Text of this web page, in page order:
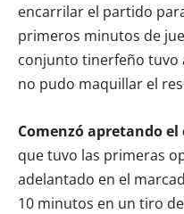
encarrilar el partido
primeros minutos de
conjunto tinerfeño
no pudo maquillar el
Comenzó apretando
que tuvo las primeras
adelantado en el
10 minutos en un tiro